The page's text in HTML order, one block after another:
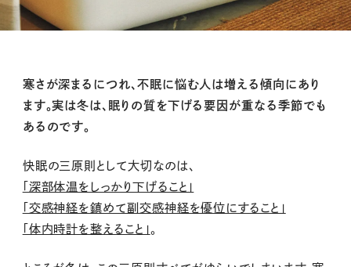
寒さが深まるにつれ、不眠に悩む人は増える傾向にあり
ます。実は冬は、眠りの質を下げる要因が重なる季節でも
あるのです。
快眠の三原則として大切なのは、
「深部体温をしっかり下げること」
「交感神経を鎮めて副交感神経を優位にすること」
「体内時計を整えること」 。